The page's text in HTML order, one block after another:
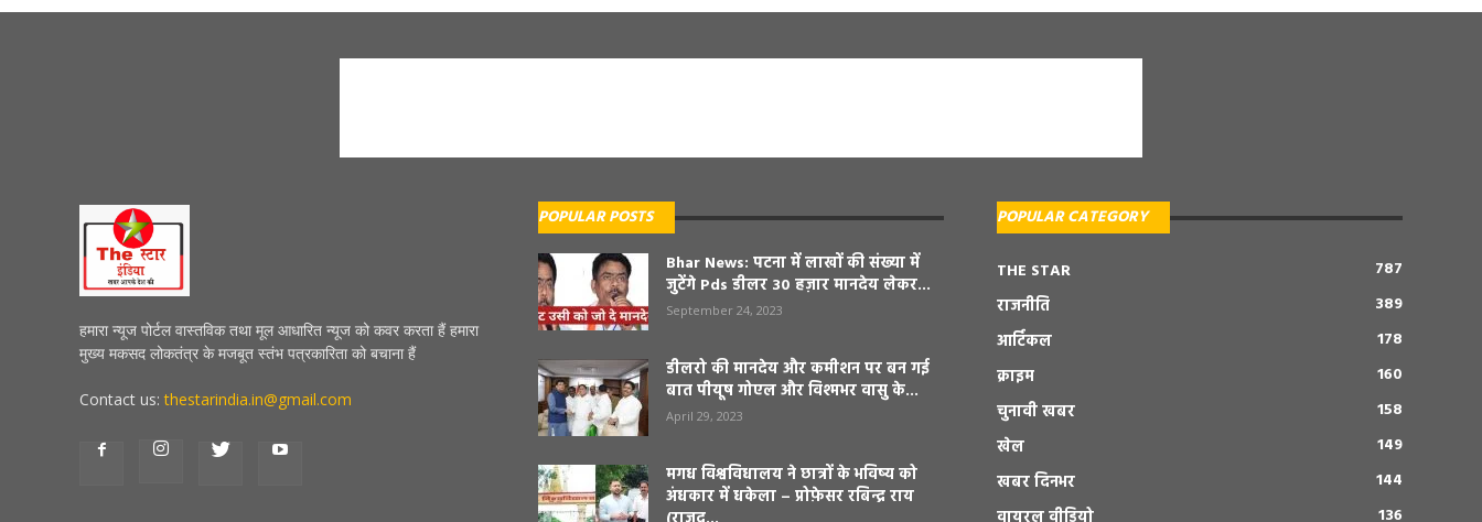
हमारा न्यूज पोर्टल वास्तविक तथा मूल आधारित न्यूज को कवर करता हैं हमारा
मुख्य मकसद लोकतंत्र के मजबूत स्तंभ पत्रकारिता को बचाना हैं
Contact us:thestarindia.in@gmail.com
POPULAR POSTS
Bhar News: पटना में लाखों की संख्या में
जुटेंगे Pds डीलर 30 हज़ार मानदेय लेकर...
September 24, 2023
डीलरो की मानदेय और कमीशन पर बन गई
बात पीयूष गोएल और विश्मभर वासु के...
April 29, 2023
मगध विश्वविधालय ने छात्रों के भविष्य को
अंधकार में धकेला – प्रोफ़ेसर रबिन्द्र राय
POPULAR CATEGORY
THE STAR
787
राजनीति
389
आर्टिकल
178
क्राइम
160
चुनावी खबर
158
खेल
149
खबर दिनभर
144
136